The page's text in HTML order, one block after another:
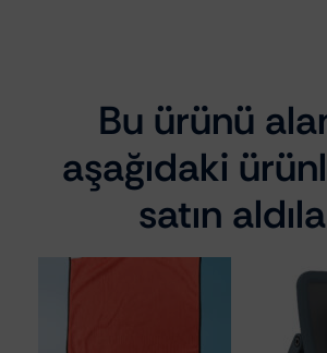
Bu ürünü
aşağıdaki
satın